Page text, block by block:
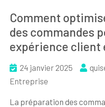
Comment
des commandes
expérience client
24 janvier 2025
Entreprise
La préparation des